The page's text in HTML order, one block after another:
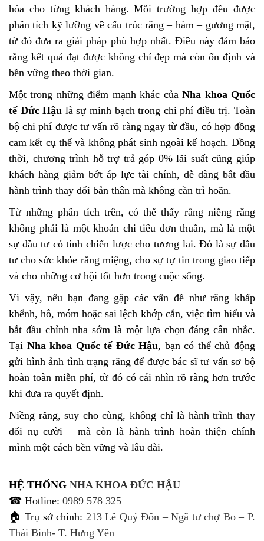
hóa cho từng khách hàng. Mỗi trường hợp đều được
phân tích kỹ lưỡng về cấu trúc răng – hàm – gương mặt,
từ đó đưa ra giải pháp phù hợp nhất. Điều này đảm bảo
rằng kết quả đạt được không chỉ đẹp mà còn ổn định và
bền vững theo thời gian.
Một trong những điểm mạnh khác củaNha khoa Quốc
tế Đức Hậu là sự minh bạch trong chi phí điều trị. Toàn
bộ chi phí được tư vấn rõ ràng ngay từ đầu, có hợp đồng
cam kết cụ thể và không phát sinh ngoài kế hoạch. Đồng
thời, chương trình hỗ trợ trả góp 0% lãi suất cũng giúp
khách hàng giảm bớt áp lực tài chính, dễ dàng bắt đầu
hành trình thay đổi bản thân mà không cần trì hoãn.
Từ những phân tích trên, có thể thấy rằng niềng răng
không phải là một khoản chi tiêu đơn thuần, mà là một
sự đầu tư có tính chiến lược cho tương lai. Đó là sự đầu
tư cho sức khỏe răng miệng, cho sự tự tin trong giao tiếp
và cho những cơ hội tốt hơn trong cuộc sống.
Vì vậy, nếu bạn đang gặp các vấn đề như răng khấp
khểnh, hô, móm hoặc sai lệch khớp cắn, việc tìm hiểu và
bắt đầu chỉnh nha sớm là một lựa chọn đáng cân nhắc.
Tại Nha khoa Quốc tế Đức Hậu, bạn có thể chủ động
gửi hình ảnh tình trạng răng để được bác sĩ tư vấn sơ bộ
hoàn toàn miễn phí, từ đó có cái nhìn rõ ràng hơn trước
khi đưa ra quyết định.
Niềng răng, suy cho cùng, không chỉ là hành trình thay
đổi nụ cười – mà còn là hành trình hoàn thiện chính
mình một cách bền vững và lâu dài.
———————————
HỆ THỐNG NHA KHOA ĐỨC HẬU
☎ Hotline: 0989 578 325
🏠 Trụ sở chính: 213 Lê Quý Đôn – Ngã tư chợ Bo – P.
Thái Bình- T. Hưng Yên